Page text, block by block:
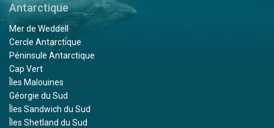
Antarctique
Mer de Weddell
Cercle Antarctique
Péninsule Antarctique
Cap Vert
Îles Malouines
Géorgie du Sud
Îles Sandwich du Sud
Îles Shetland du Sud